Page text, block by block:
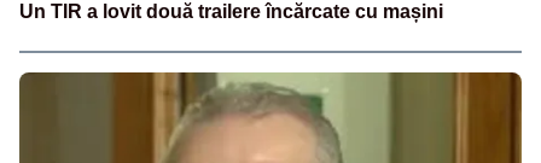
Un TIR a lovit două trailere încărcate cu mașini